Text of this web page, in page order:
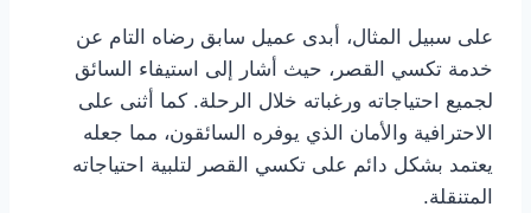
على سبيل المثال، أبدى عميل سابق رضاه التام عن
خدمة تكسي القصر، حيث أشار إلى استيفاء السائق
لجميع احتياجاته ورغباته خلال الرحلة. كما أثنى على
الاحترافية والأمان الذي يوفره السائقون، مما جعله
يعتمد بشكل دائم على تكسي القصر لتلبية احتياجاته
المتنقلة.